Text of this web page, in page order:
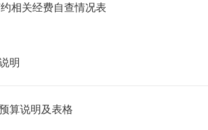
相关经费自查情况表
明
算说明及表格